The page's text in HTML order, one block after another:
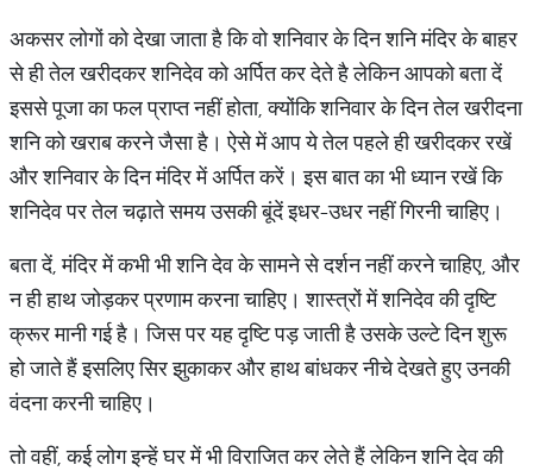
अकसर लोगों को देखा जाता है कि वो शनिवार के दिन शनि मंदिर के बाहर
से ही तेल खरीदकर शनिदेव को अर्पित कर देते है लेकिन आपको बता दें
इससे पूजा का फल प्राप्त नहीं होता, क्योंकि शनिवार के दिन तेल खरीदना
शनि को खराब करने जैसा है। ऐसे में आप ये तेल पहले ही खरीदकर रखें
और शनिवार के दिन मंदिर में अर्पित करें। इस बात का भी ध्यान रखें कि
शनिदेव पर तेल चढ़ाते समय उसकी बूंदें इधर-उधर नहीं गिरनी चाहिए।
बता दें, मंदिर में कभी भी शनि देव के सामने से दर्शन नहीं करने चाहिए, और
न ही हाथ जोड़कर प्रणाम करना चाहिए। शास्त्रों में शनिदेव की दृष्टि
क्रूर मानी गई है। जिस पर यह दृष्टि पड़ जाती है उसके उल्टे दिन शुरू
हो जाते हैं इसलिए सिर झुकाकर और हाथ बांधकर नीचे देखते हुए उनकी
वंदना करनी चाहिए।
तो वहीं, कई लोग इन्हें घर में भी विराजित कर लेते हैं लेकिन शनि देव की